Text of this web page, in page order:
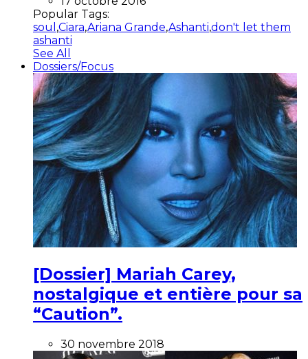
Popular Tags:
soul ,Ciara,Ariana Grande,Ashanti,don't let them
ashanti
See All
Dossiers/Focus
[Dossier] Mariah Carey,
nostalgique et entière pour sa
“Caution”.
30 novembre 2018